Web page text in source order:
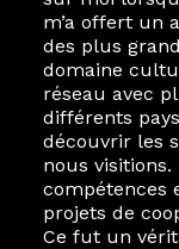
m’a offert un
des plus
domaine
réseau avec
différents
découvrir les
nous visitions.
compétences
projets de
Ce fut un